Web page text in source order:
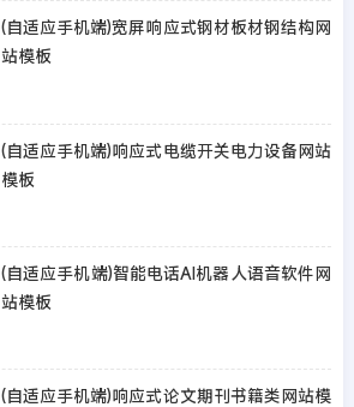
(自适应手机端)宽屏响应式钢材板材钢结构网
站模板
(自适应手机端)响应式电缆开关电力设备网站
模板
(自适应手机端)智能电话AI机器人语音软件网
站模板
(自适应手机端)响应式论文期刊书籍类网站模